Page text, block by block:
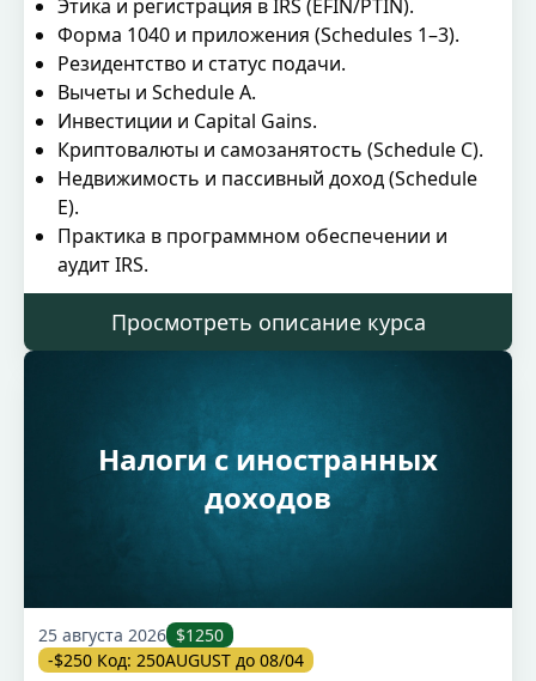
Этика и регистрация в IRS (EFIN/PTIN).
Форма 1040 и приложения (Schedules 1–3).
Резидентство и статус подачи.
Вычеты и Schedule A.
Инвестиции и Capital Gains.
Криптовалюты и самозанятость (Schedule C).
Недвижимость и пассивный доход (Schedule
E).
Практика в программном обеспечении и
аудит IRS.
Просмотреть описание курса
Налоги с иностранных
доходов
25 августа 2026 $1250
-$250 Код: 250AUGUST до 08/04